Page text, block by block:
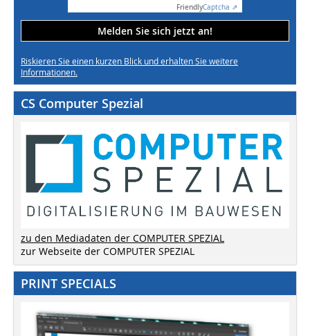
FriendlyCaptcha ⇗
Melden Sie sich jetzt an!
Riskieren Sie einen kurzen Blick und erhalten Sie weitere
Informationen.
CS Computer Spezial
zu den Mediadaten der COMPUTER SPEZIAL
zur Webseite der COMPUTER SPEZIAL
PRINT SPECIALS